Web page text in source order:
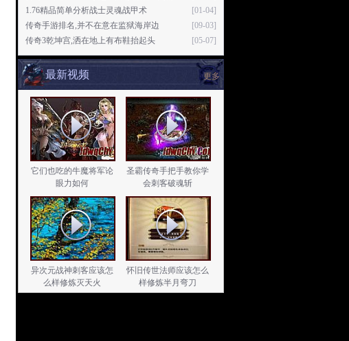
[01-04]
1.76精品简单分析战士灵魂战甲术
[09-03]
传奇手游排名,并不在意在监狱海岸边
[05-07]
传奇3乾坤宫,洒在地上有布鞋抬起头
更多
最新视频
它们也吃的牛魔将军论
眼力如何
圣霸传奇手把手教你学
会刺客破魂斩
异次元战神刺客应该怎
么样修炼灭天火
怀旧传世法师应该怎么
样修炼半月弯刀